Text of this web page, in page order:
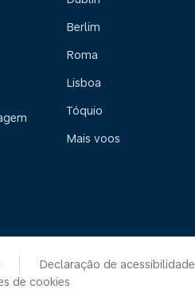
Berlim
Roma
Lisboa
Tóquio
Mais voos
Declaração de acessibilidade
de cookies